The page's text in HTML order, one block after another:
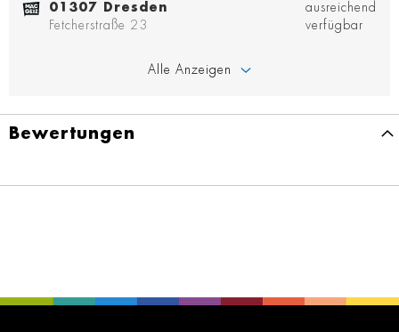
01307 Dresden
Fetcherstraße 23
ausreichend
verfügbar
Alle Anzeigen
Bewertungen